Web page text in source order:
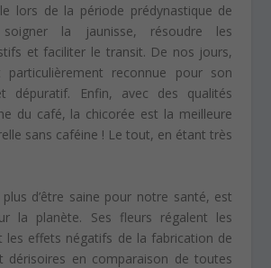
lors de la période prédynastique de
soigner la jaunisse, résoudre les
et faciliter le transit. De nos jours,
reconnue pour son
dépuratif. Enfin, avec des qualités
du café, la chicorée est la meilleure
sans caféine ! Le tout, en étant très
d’être saine pour notre santé, est
la planète. Ses fleurs régalent les
les effets négatifs de la fabrication de
dérisoires en comparaison de toutes